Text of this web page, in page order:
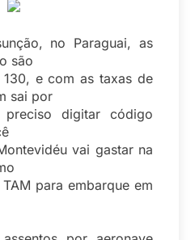
no Paraguai, as
são
e com as taxas de
sai por
digitar código
vai gastar na
para embarque em